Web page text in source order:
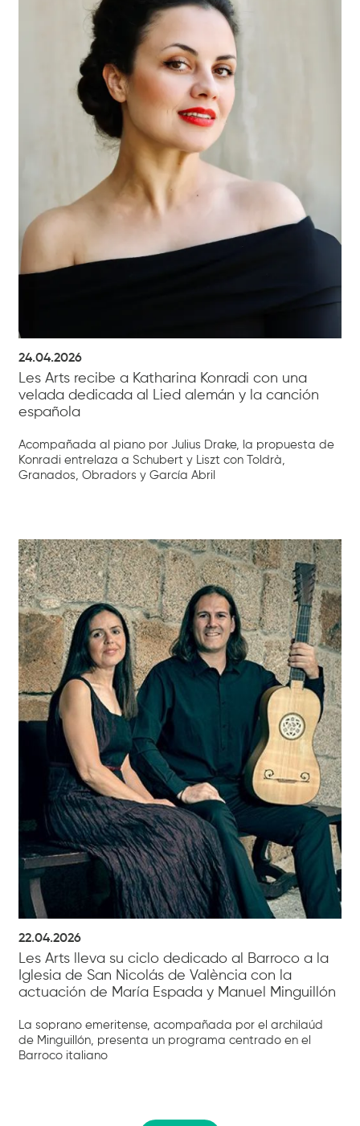
24.04.2026
Les Arts recibe a Katharina Konradi con una
velada dedicada al Lied alemán y la canción
española
Acompañada al piano por Julius Drake, la propuesta de
Konradi entrelaza a Schubert y Liszt con Toldrà,
Granados, Obradors y García Abril
22.04.2026
Les Arts lleva su ciclo dedicado al Barroco a la
Iglesia de San Nicolás de València con la
actuación de María Espada y Manuel Minguillón
La soprano emeritense, acompañada por el archilaúd
de Minguillón, presenta un programa centrado en el
Barroco italiano